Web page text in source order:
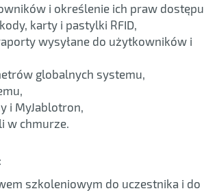
i określenie ich praw dostępu,
karty i pastylki RFID,
wysyłane do użytkowników i
globalnych systemu,
i MyJablotron,
w chmurze.
szkoleniowym do uczestnika i do